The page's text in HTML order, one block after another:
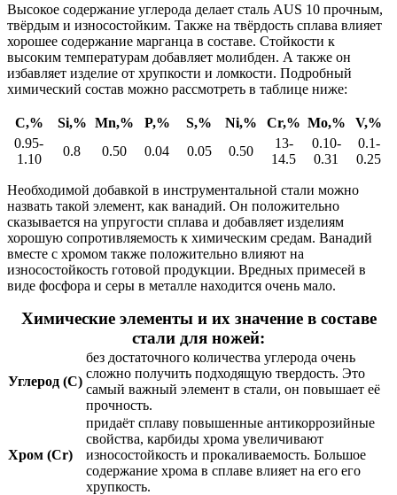
Высокое содержание углерода делает сталь AUS 10 прочным,
твёрдым и износостойким. Также на твёрдость сплава влияет
хорошее содержание марганца в составе. Стойкости к
высоким температурам добавляет молибден. А также он
избавляет изделие от хрупкости и ломкости. Подробный
химический состав можно рассмотреть в таблице ниже:
С,% Si,% Мn,% P,% S,% Ni,% Сr,% Мо,%
V,%
0.95-
1.10
0.8 0.50 0.04 0.05 0.50
13-
14.5
0.10-
0.31
0.1-
0.25
Необходимой добавкой в инструментальной стали можно
назвать такой элемент, как ванадий. Он положительно
сказывается на упругости сплава и добавляет изделиям
хорошую сопротивляемость к химическим средам. Ванадий
вместе с хромом также положительно влияют на
износостойкость готовой продукции. Вредных примесей в
виде фосфора и серы в металле находится очень мало.
Химические элементы и их значение в составе
стали для ножей:
Углерод (C)
без достаточного количества углерода очень
сложно получить подходящую твердость. Это
самый важный элемент в стали, он повышает её
прочность.
Хром (Cr)
придаёт сплаву повышенные антикоррозийные
свойства, карбиды хрома увеличивают
износостойкость и прокаливаемость. Большое
содержание хрома в сплаве влияет на его его
хрупкость.